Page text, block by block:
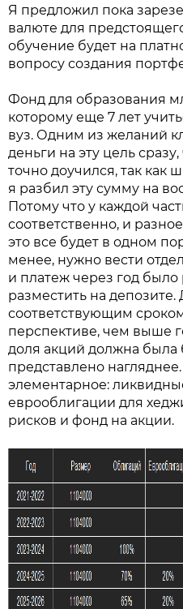
Я предложил пока
валюте для
обучение будет на
вопросу создания
Фонд для образования
которому еще 7 лет
вуз. Одним из желаний
деньги на эту цель
точно доучился, так как
я разбил эту сумму на
Потому что у каждой
соответственно, и
это все будет в одном
менее, нужно вести
и платеж через год
разместить на
соответствующим
перспективе, чем выше
доля акций должна была
представлено
элементарное:
еврооблигации для
рисков и фонд на акции.